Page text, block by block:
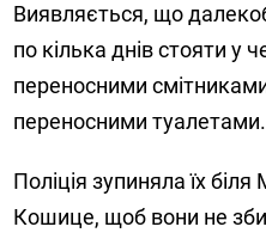
Виявляється, що
по кілька днів стояти у
переносними
переносними туалетами.
Поліція зупиняла їх
Кошице, щоб вони не